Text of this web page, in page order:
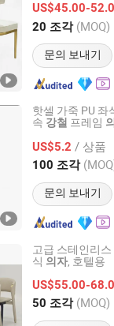
US$45.00-
20 조각 (MOQ)
문의 보내기
이후
핫셀 가죽 PU 좌
속 강철 프레임
US$5.2 / 상품
100 조각
문의 보내기
& Export
이후 2025
고급 스테인리
식 의자 , 호텔용
US$55.00-
50 조각 (MOQ)
Co., Ltd.
이후